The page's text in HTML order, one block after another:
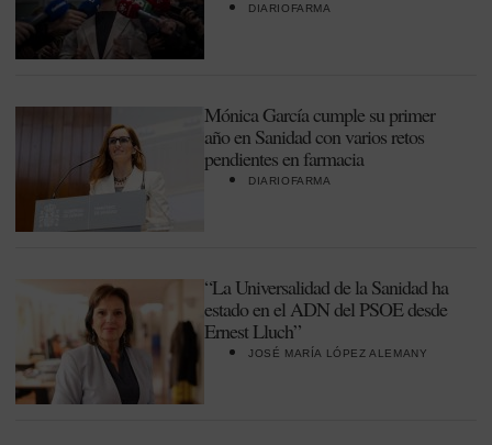
DIARIOFARMA
Mónica García cumple su primer
año en Sanidad con varios retos
pendientes en farmacia
DIARIOFARMA
“La Universalidad de la Sanidad ha
estado en el ADN del PSOE desde
Ernest Lluch”
JOSÉ MARÍA LÓPEZ ALEMANY